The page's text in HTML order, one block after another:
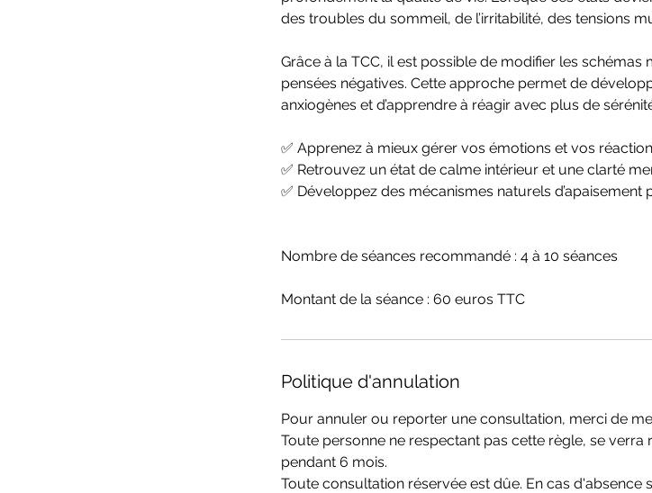
des troubles du sommeil, de l’irritabilité, des tensions
Grâce à la TCC, il est possible de modifier les
pensées négatives. Cette approche permet de
anxiogènes et d’apprendre à réagir avec plus de
✅ Apprenez à mieux gérer vos émotions et vos
✅ Retrouvez un état de calme intérieur et une clarté
✅ Développez des mécanismes naturels d’apaisement
Nombre de séances recommandé : 4 à 10 séances
Montant de la séance : 60 euros TTC
Politique d'annulation
Pour annuler ou reporter une consultation, merci de
Toute personne ne respectant pas cette règle, se
pendant 6 mois.
Toute consultation réservée est dûe. En cas d'absence